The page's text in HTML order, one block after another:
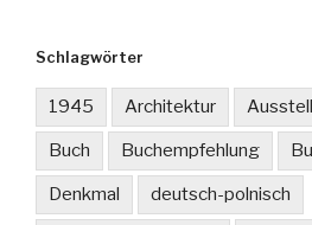
Schlagwörter
1945 Architektur
Buch Buchempfehlung
Denkmal deutsch-polnisch